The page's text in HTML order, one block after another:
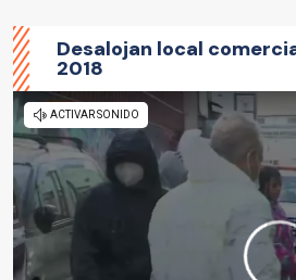
Desalojan local
2018